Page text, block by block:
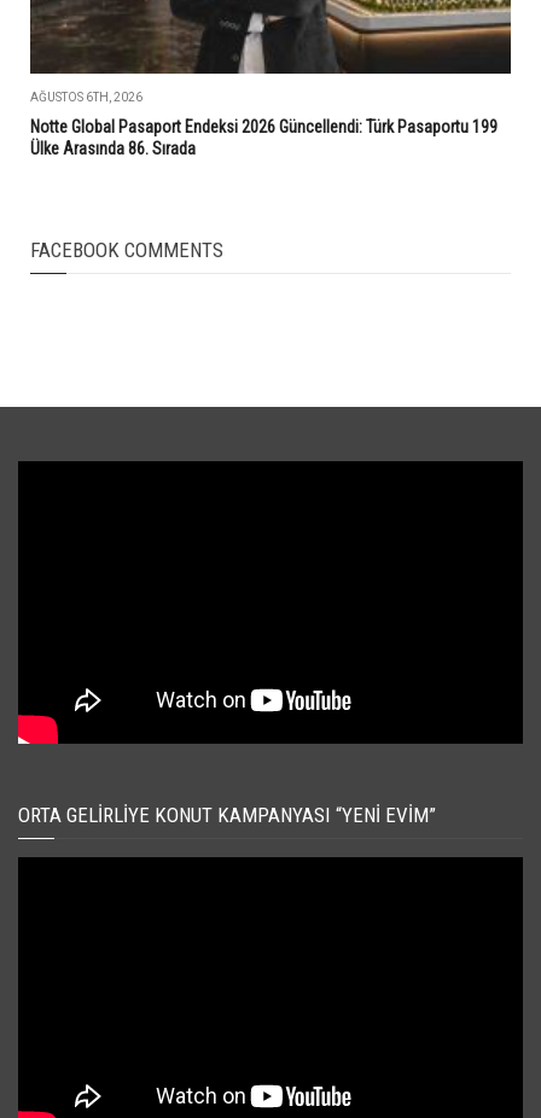
AĞUSTOS 6TH, 2026
Notte Global Pasaport Endeksi 2026 Güncellendi: Türk Pasaportu 199
Ülke Arasında 86. Sırada
FACEBOOK COMMENTS
ORTA GELIRLIYE KONUT KAMPANYASI “YENI EVIM”